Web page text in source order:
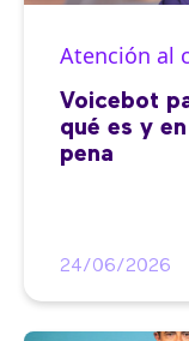
Atención al
Voicebot
qué es y
pena
24/06/2026